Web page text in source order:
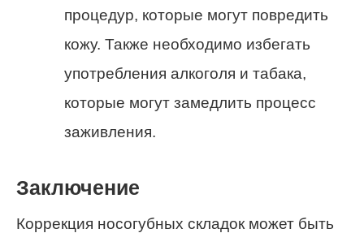
процедур, которые могут повредить
кожу. Также необходимо избегать
употребления алкоголя и табака,
которые могут замедлить процесс
заживления.
Заключение
Коррекция носогубных складок может быть